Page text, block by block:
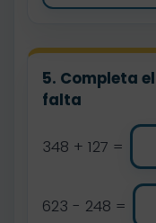
5. Completa
falta
348 + 127 =
623 - 248 =